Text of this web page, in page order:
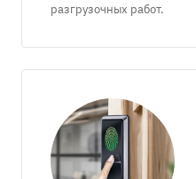
разгрузочных работ.